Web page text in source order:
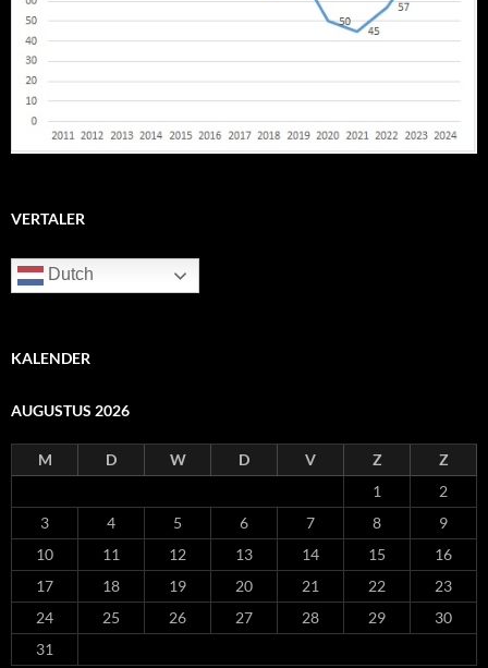
VERTALER
Dutch
KALENDER
AUGUSTUS 2026
M D W D V Z
Z
1
2
3
4 5 6 7 8
9
10
11 12 13 14 15
16
17
18 19 20 21 22
23
24
25 26 27 28 29
30
31